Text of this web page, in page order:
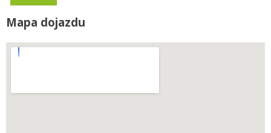
Mapa dojazdu